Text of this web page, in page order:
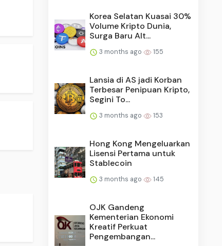
Korea Selatan Kuasai 30%
Volume Kripto Dunia,
Surga Baru Alt...
3 months ago 155
Lansia di AS jadi Korban
Terbesar Penipuan Kripto,
Segini To...
3 months ago 153
Hong Kong Mengeluarkan
Lisensi Pertama untuk
Stablecoin
3 months ago 145
OJK Gandeng
Kementerian Ekonomi
Kreatif Perkuat
Pengembangan...